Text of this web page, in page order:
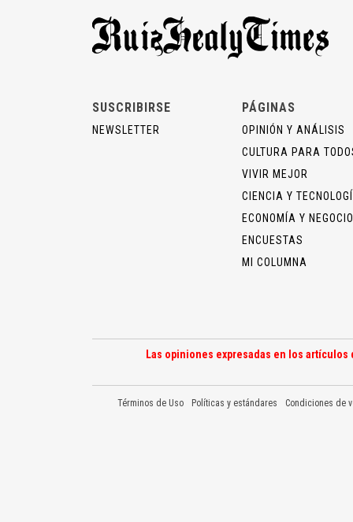
SUSCRIBIRSE
NEWSLETTER
PÁGINAS
OPINIÓN Y ANÁLISIS
CULTURA PARA
VIVIR MEJOR
CIENCIA Y
ECONOMÍA Y
ENCUESTAS
MI COLUMNA
Las opiniones expresadas en los
Términos de Uso Políticas y estándares Condiciones de